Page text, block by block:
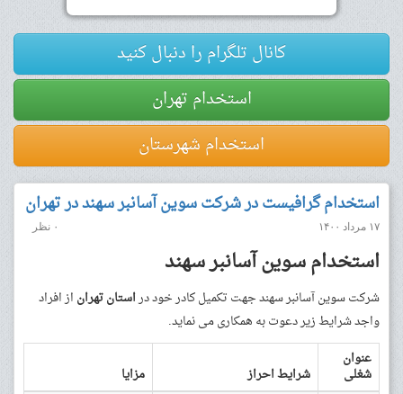
کانال تلگرام را دنبال کنید
استخدام تهران
استخدام شهرستان
استخدام گرافیست در شرکت سوین آسانبر سهند در تهران
۱۷ مرداد ۱۴۰۰ ۰ نظر
استخدام سوین آسانبر سهند
شرکت سوین آسانبر سهند جهت تکمیل کادر خود دراستان تهران از افراد
واجد شرایط زیر دعوت به همکاری می نماید.
عنوان
شغلی شرایط احراز
مزایا